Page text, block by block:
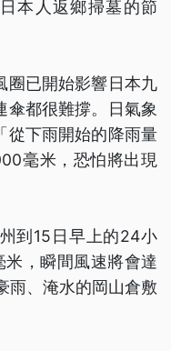
本人返鄉掃墓的節
圈已開始影響日本九
傘都很難撐。日氣象
從下雨開始的降雨量
毫米，恐怕將出現
到15日早上的24小
，瞬間風速將會達
雨、淹水的岡山倉敷